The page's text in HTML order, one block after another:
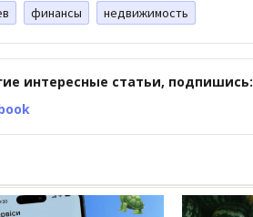
финансы недвижимость
интересные статьи, подпишись: